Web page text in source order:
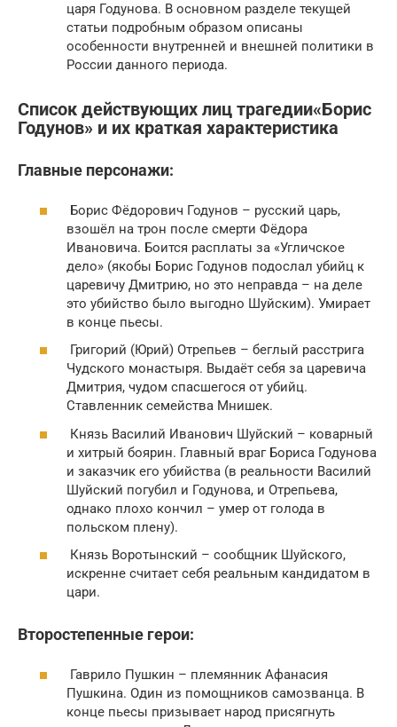
царя Годунова. В основном разделе текущей
статьи подробным образом описаны
особенности внутренней и внешней политики в
России данного периода.
Список действующих лиц трагедии«Борис
Годунов» и их краткая характеристика
Главные персонажи:
Борис Фёдорович Годунов – русский царь,
взошёл на трон после смерти Фёдора
Ивановича. Боится расплаты за «Угличское
дело» (якобы Борис Годунов подослал убийц к
царевичу Дмитрию, но это неправда – на деле
это убийство было выгодно Шуйским). Умирает
в конце пьесы.
Григорий (Юрий) Отрепьев – беглый расстрига
Чудского монастыря. Выдаёт себя за царевича
Дмитрия, чудом спасшегося от убийц.
Ставленник семейства Мнишек.
Князь Василий Иванович Шуйский – коварный
и хитрый боярин. Главный враг Бориса Годунова
и заказчик его убийства (в реальности Василий
Шуйский погубил и Годунова, и Отрепьева,
однако плохо кончил – умер от голода в
польском плену).
Князь Воротынский – сообщник Шуйского,
искренне считает себя реальным кандидатом в
цари.
Второстепенные герои:
Гаврило Пушкин – племянник Афанасия
Пушкина. Один из помощников самозванца. В
конце пьесы призывает народ присягнуть